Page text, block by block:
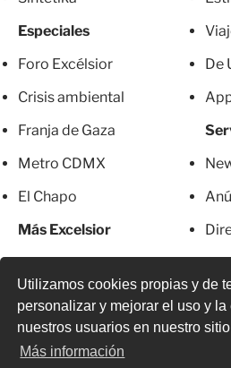
Utilizamos cookies propias y de
personalizar y mejorar el uso y
nuestros usuarios en nuestro
Más información
Especiales
Foro Excélsior
Crisis ambiental
Franja de Gaza
Metro CDMX
El Chapo
Más Excelsior
De
© 2026 Todos los derechos reservados.
o parcial, incluyendo cualquier